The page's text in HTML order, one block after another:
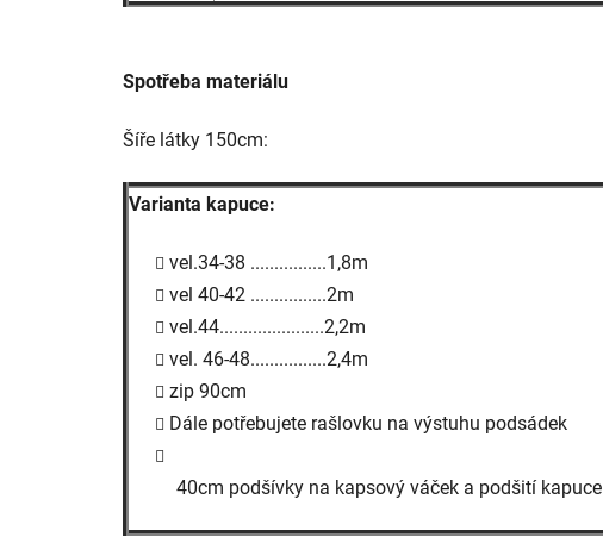
Spotřeba materiálu
Šíře látky 150cm:
Varianta kapuce:
vel.34-38 ................1,8m
vel 40-42 ................2m
vel.44......................2,2m
vel. 46-48................2,4m
zip 90cm
Dále potřebujete rašlovku na výstuhu podsádek
40cm podšívky na kapsový váček a podšití kapuce